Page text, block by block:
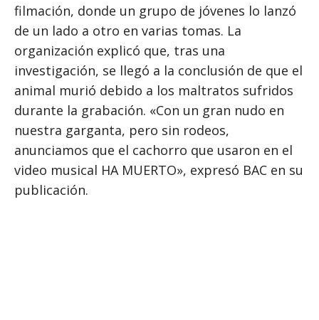
filmación, donde un grupo de jóvenes lo lanzó
de un lado a otro en varias tomas. La
organización explicó que, tras una
investigación, se llegó a la conclusión de que el
animal murió debido a los maltratos sufridos
durante la grabación. «Con un gran nudo en
nuestra garganta, pero sin rodeos,
anunciamos que el cachorro que usaron en el
video musical HA MUERTO», expresó BAC en su
publicación.